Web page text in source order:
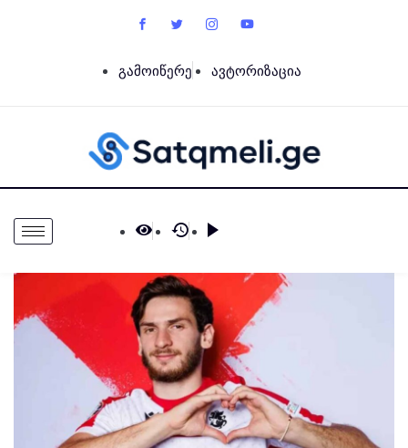
გამოიწერე ავტორიზაცია